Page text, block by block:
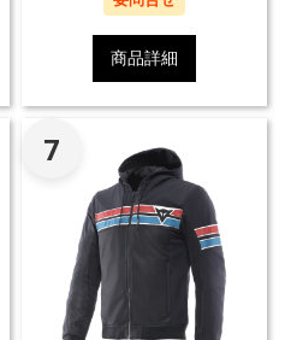
商品詳細
7